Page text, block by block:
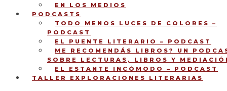
EN LOS MEDIOS
PODCASTS
TODO MENOS LUCES DE COLORES –
PODCAST
EL PUENTE LITERARIO – PODCAST
ME RECOMENDÁS LIBROS? UN
SOBRE LECTURAS, LIBROS Y
EL ESTANTE INCÓMODO – PODCAST
TALLER EXPLORACIONES LITERARIAS